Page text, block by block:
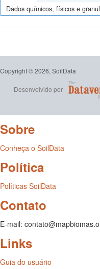
Dados químicos, físicos e
Copyright © 2026, SoilData
Desenvolvido por
Sobre
Conheça o SoilData
Política
Políticas SoilData
Contato
E-mail:
Links
Guia do usuário